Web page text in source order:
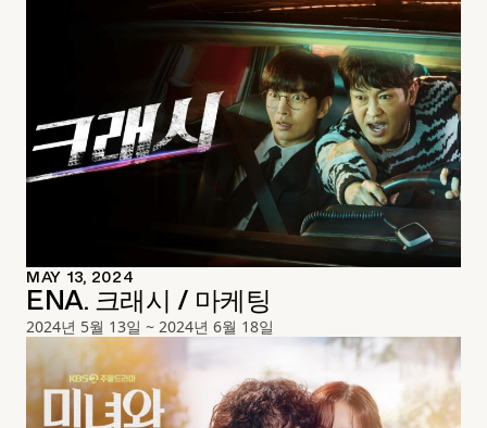
MAY 13, 2024
ENA. 크래시 / 마케팅
2024년 5월 13일 ~ 2024년 6월 18일